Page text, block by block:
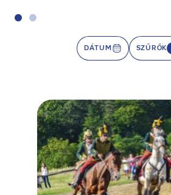
DÁTUM SZŰRŐK